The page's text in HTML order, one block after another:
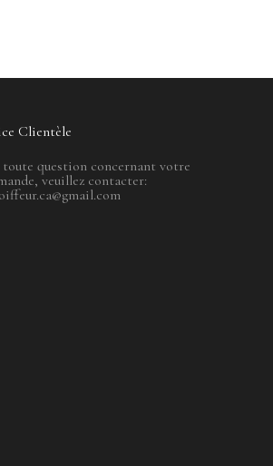
Clientèle
toute question concernant votre
veuillez contacter: